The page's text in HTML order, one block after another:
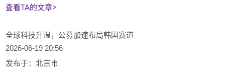
查看TA的文章>
全球科技升温，公募加速布局韩国赛道
2026-06-19 20:56
发布于：北京市